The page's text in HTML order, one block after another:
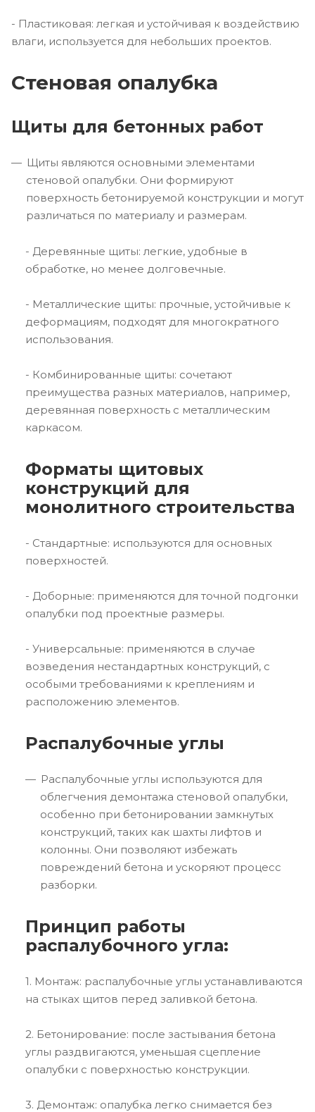
- Пластиковая: легкая и устойчивая к воздействию
влаги, используется для небольших проектов.
Стеновая опалубка
Щиты для бетонных работ
Щиты являются основными элементами
стеновой опалубки. Они формируют
поверхность бетонируемой конструкции и могут
различаться по материалу и размерам.
- Деревянные щиты: легкие, удобные в
обработке, но менее долговечные.
- Металлические щиты: прочные, устойчивые к
деформациям, подходят для многократного
использования.
- Комбинированные щиты: сочетают
преимущества разных материалов, например,
деревянная поверхность с металлическим
каркасом.
Форматы щитовых
конструкций для
монолитного строительства
- Стандартные: используются для основных
поверхностей.
- Доборные: применяются для точной подгонки
опалубки под проектные размеры.
- Универсальные: применяются в случае
возведения нестандартных конструкций, с
особыми требованиями к креплениям и
расположению элементов.
Распалубочные углы
Распалубочные углы используются для
облегчения демонтажа стеновой опалубки,
особенно при бетонировании замкнутых
конструкций, таких как шахты лифтов и
колонны. Они позволяют избежать
повреждений бетона и ускоряют процесс
разборки.
Принцип работы
распалубочного угла:
1. Монтаж: распалубочные углы устанавливаются
на стыках щитов перед заливкой бетона.
2. Бетонирование: после застывания бетона
углы раздвигаются, уменьшая сцепление
опалубки с поверхностью конструкции.
3. Демонтаж: опалубка легко снимается без